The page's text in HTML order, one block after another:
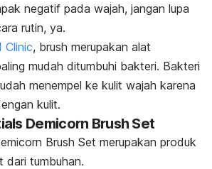
negatif pada wajah, jangan lupa
rutin, ya.
Clinic, brush merupakan alat
mudah ditumbuhi bakteri. Bakteri
menempel ke kulit wajah karena
kulit.
Demicorn Brush Set
Brush Set merupakan produk
dari tumbuhan.